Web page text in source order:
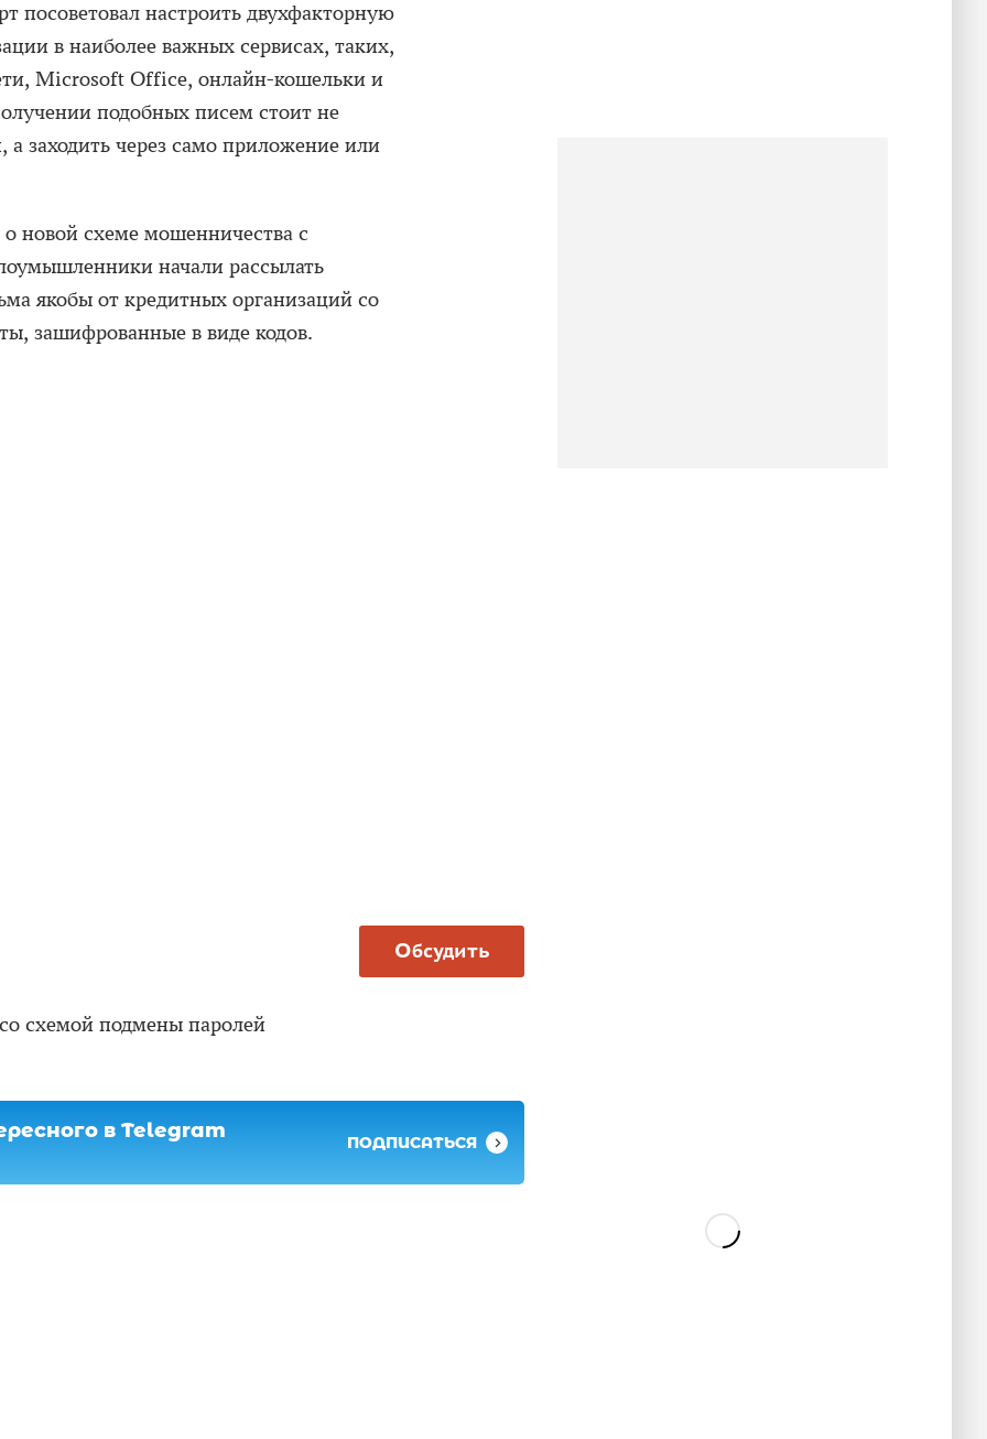
настроить двухфакторную
в наиболее важных сервисах, таких,
Microsoft Office, онлайн-кошельки и
подобных писем стоит не
а заходить через само приложение или
о новой схеме мошенничества с
начали рассылать
якобы от кредитных организаций со
зашифрованные в виде кодов.
Обсудить
схемой подмены паролей
в Telegram
ПОДПИСАТЬСЯ